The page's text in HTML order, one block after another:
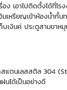
เอาไปติดตั้งได้ที่โ
หรียญเข้าห้องน้ำกั้
เงินค่ ประตูสามขา
แตนเลสสติล 304
ได้เป็นอย่างดี